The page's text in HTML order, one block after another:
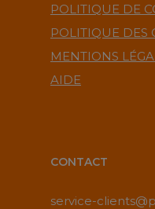
POLITIQUE DE
POLITIQUE DES
MENTIONS
AIDE
CONTACT
service-